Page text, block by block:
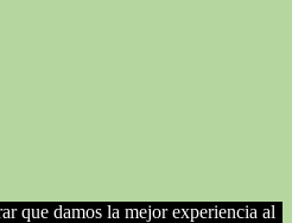
que damos la mejor experiencia al